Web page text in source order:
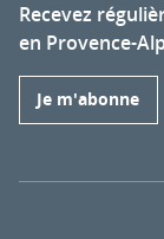
Recevez
en Provence-
Je m'abonne